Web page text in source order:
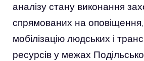
аналізу стану виконання
спрямованих на
мобілізацію людських і
ресурсів у межах